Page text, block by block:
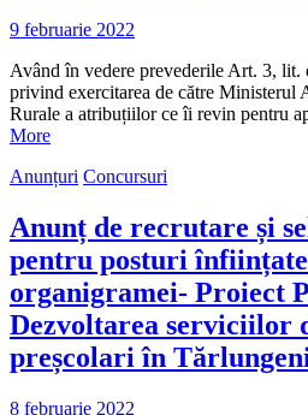
9 februarie 2022
Având în vedere prevederile Art. 3,
privind exercitarea de către
Rurale a atribuțiilor ce îi revin pentru
More
Anunțuri Concursuri
Anunț de recrutare și
pentru posturi
organigramei- Proiect
Dezvoltarea serviciilor
preșcolari în
8 februarie 2022